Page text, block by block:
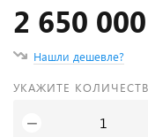
2 650
Нашли дешевле?
УКАЖИТЕ
−